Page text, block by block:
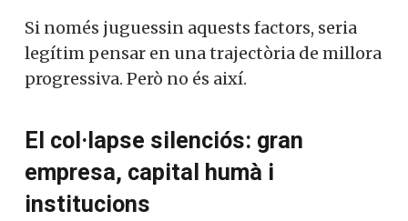
Si només juguessin aquests factors, seria
legítim pensar en una trajectòria de millora
progressiva. Però no és així.
El col·lapse silenciós: gran
empresa, capital humà i
institucions